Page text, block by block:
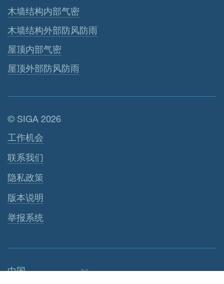
木墙结构内部气密
木墙结构外部防风防雨
屋顶内部气密
屋顶外部防风防雨
© SIGA 2026
页脚导航
工作机会
联系我们
隐私政策
版本说明
举报系统
中国